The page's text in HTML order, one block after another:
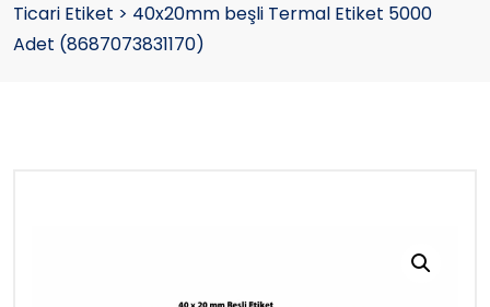
Ticari Etiket > 40x20mm beşli Termal Etiket 5000
Adet (8687073831170)